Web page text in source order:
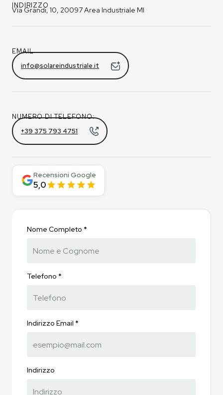
INDIRIZZO
Via Grandi, 10, 20097 Area Industriale MI
EMAIL
info@solareindustriale.it
NUMERO DI TELEFONO:
+39 375 793 4751
Recensioni Google
5,0
Nome Completo *
Telefono *
Indirizzo Email *
Indirizzo